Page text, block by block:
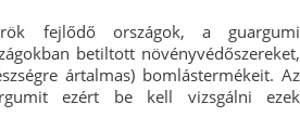
fejlődő országok, a guargumi
betiltott növényvédőszereket,
ártalmas) bomlástermékeit. Az
ezért be kell vizsgálni ezek